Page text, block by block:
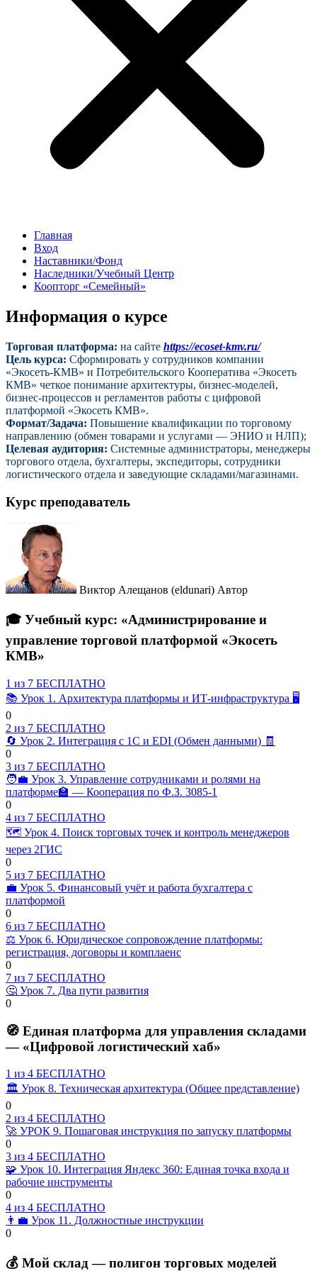
Главная
Вход
Наставники/Фонд
Наследники/Учебный Центр
Коопторг «Семейный»
Информация о курсе
Торговая платформа: на сайте https://ecoset-kmv.ru/
Цель курса: Сформировать у сотрудников компании
«Экосеть-КМВ» и Потребительского Кооператива «Экосеть
КМВ» четкое понимание архитектуры, бизнес-моделей,
бизнес-процессов и регламентов работы с цифровой
платформой «Экосеть КМВ».
Формат/Задача: Повышение квалификации по торговому
направлению (обмен товарами и услугами — ЭНИО и НЛП);
Целевая аудитория: Системные администраторы, менеджеры
торгового отдела, бухгалтеры, экспедиторы, сотрудники
логистического отдела и заведующие складами/магазинами.
Курс преподаватель
Виктор Алещанов (eldunari) Автор
🎓 Учебный курс: «Администрирование и
управление торговой платформой «Экосеть
КМВ»
1 из 7 БЕСПЛАТНО
📚 Урок 1. Архитектура платформы и ИТ-инфраструктура 🖥️
Lesson
1
of
7
within
section
🎓
Учебный
курс:
«Администрирование
и
управление
торговой
платформой
«Экосеть
КМВ».
0
2 из 7 БЕСПЛАТНО
🔄 Урок 2. Интеграция с 1С и EDI (Обмен данными) 🧾
Lesson
2
of
7
within
section
🎓
Учебный
курс:
«Администрирование
и
управление
торговой
платформой
«Экосеть
КМВ».
0
3 из 7 БЕСПЛАТНО
🧑‍💼 Урок 3. Управление сотрудниками и ролями на
платформе🏫 — Кооперация по Ф.З. 3085-1
Lesson
3
of
within
section
🎓
Учебный
курс:
«Администрирование
и
управление
торговой
платформой
«Экосеть
КМВ».
0
4 из 7 БЕСПЛАТНО
🗺️ Урок 4. Поиск торговых точек и контроль менеджеров
через 2ГИС
Lesson
4
of
7
within
section
🎓
Учебный
курс:
«Администрирование
и
управление
платформой
«Экосеть
0
5 из 7 БЕСПЛАТНО
💼 Урок 5. Финансовый учёт и работа бухгалтера с
платформой
Lesson
5
of
7
within
section
🎓
Учебный
«Администрирование
и
торговой
платформой
«Экосеть
КМВ».
0
6 из 7 БЕСПЛАТНО
⚖️ Урок 6. Юридическое сопровождение платформы:
регистрация, договоры и комплаенс
Lesson
6
of
7
section
курс:
«Администрирование
управление
торговой
платформой
«Экосеть
КМВ».
0
7 из 7 БЕСПЛАТНО
🤔 Урок 7. Два пути развития
Lesson
of
within
🎓
Учебный
курс:
«Администрирование
и
управление
торговой
платформой
«Экосеть
КМВ».
0
🧭 Единая платформа для управления складами
— «Цифровой логистический хаб»
1 из 4 БЕСПЛАТНО
🏛️ Урок 8. Техническая архитектура (Общее представление)
Lesson
1
of
4
within
section
🧭
Единая
платформа
для
управления
0
2 из 4 БЕСПЛАТНО
🚀 УРОК 9. Пошаговая инструкция по запуску платформы
Lesson
2
of
4
within
section
🧭
Единая
для
0
3 из 4 БЕСПЛАТНО
🧩 Урок 10. Интеграция Яндекс 360: Единая точка входа и
рабочие инструменты
Lesson
3
of
4
section
0
4 из 4 БЕСПЛАТНО
👨‍💼 Урок 11. Должностные инструкции
Lesson
of
0
💰 Мой склад — полигон торговых моделей